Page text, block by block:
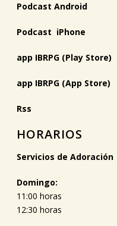
Podcast Android
Podcast iPhone
app IBRPG (Play Store)
app IBRPG (App Store)
Rss
HORARIOS
Servicios de Adoración
Domingo:
11:00 horas
12:30 horas